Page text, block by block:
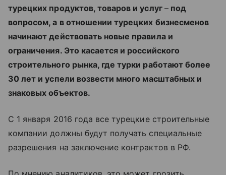
турецких продуктов, товаров и услуг –под
вопросом, а в отношении турецких бизнесменов
начинают действовать новые правила и
ограничения. Это касается и российского
строительного рынка, где турки работают более
30 лет и успели возвести много масштабных и
знаковых объектов.
С 1 января 2016 года все турецкие строительные
компании должны будут получать специальные
разрешения на заключение контрактов в РФ.